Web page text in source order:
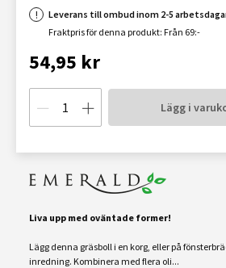
Leverans till ombud inom 2-5
Fraktpris för denna produkt: Från 69:-
54,95 kr
Lägg i
Liva upp med oväntade former!
Lägg denna gräsboll i en korg, eller på
inredning. Kombinera med flera oli...